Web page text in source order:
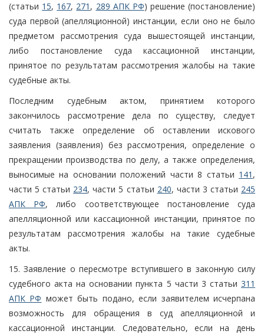
(статьи 15, 167, 271 , 289 АПК РФ) решение (постановление)
суда первой (апелляционной) инстанции, если оно не было
предметом рассмотрения суда вышестоящей инстанции,
либо постановление суда кассационной инстанции,
принятое по результатам рассмотрения жалобы на такие
судебные акты.
Последним судебным актом, принятием которого
закончилось рассмотрение дела по существу, следует
считать также определение об оставлении искового
заявления (заявления) без рассмотрения, определение о
прекращении производства по делу, а также определения,
выносимые на основании положений части 8 статьи 141 ,
части 5 статьи 234, части 5 статьи 240, части 3 статьи 245
АПК РФ, либо соответствующее постановление суда
апелляционной или кассационной инстанции, принятое по
результатам рассмотрения жалобы на такие судебные
акты.
15. Заявление о пересмотре вступившего в законную силу
судебного акта на основании пункта 5 части 3 статьи 311
АПК РФ может быть подано, если заявителем исчерпана
возможность для обращения в суд апелляционной и
кассационной инстанции. Следовательно, если на день